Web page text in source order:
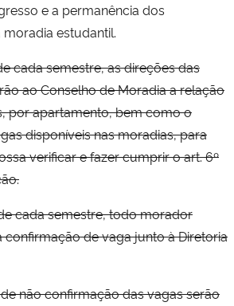
e a permanência dos
estudantil.
cada semestre, as direções das
ao Conselho de Moradia a relação
por apartamento, bem como o
disponíveis nas moradias, para
verificar e fazer cumprir o art. 6º
cada semestre, todo morador
confirmação de vaga junto à Diretoria
de não confirmação das vagas serão